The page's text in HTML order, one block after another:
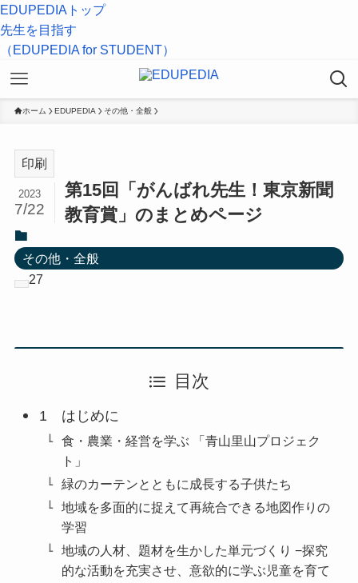
EDUPEDIAトップ
先生を目指す
（EDUPEDIA for STUDENT）
ホーム EDUPEDIA その他・全般
印刷
第15回「がんばれ先生！東京新聞
教育賞」のまとめページ
2023
7/22
その他・全般
27
目次
1 はじめに
食・農業・経営を学ぶ 「青山里山プロジェク
ト」
緑のカーテンとともに成長する子供たち
地域を多面的に捉えて再統合できる地図作りの
学習
地域の人材、題材を生かした単元づくり −探究
的な活動を充実させ、意欲的に学ぶ児童を育て